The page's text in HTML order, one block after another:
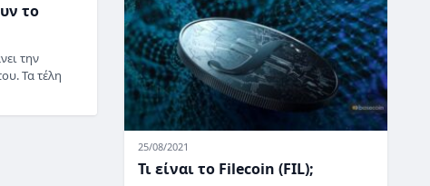
το
την
Τα τέλη
25/08/2021
Τι είναι το Filecoin (FIL);